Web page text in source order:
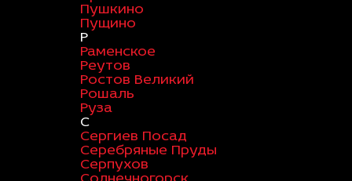
Пушкино
Пущино
Р
Раменское
Реутов
Ростов Великий
Рошаль
Руза
С
Сергиев Посад
Серебряные Пруды
Серпухов